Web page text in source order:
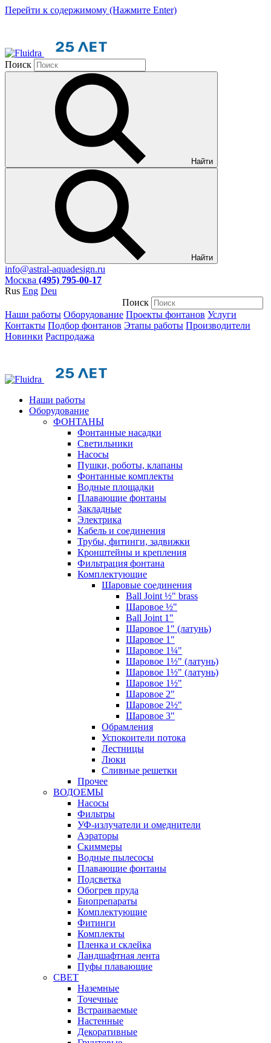
Перейти к содержимому (Нажмите Enter)
Поиск
Найти
Найти
info@astral-aquadesign.ru
Москва (495) 795-00-17
Rus Eng Deu
Поиск
Наши работы Оборудование Проекты фонтанов Услуги
Контакты Подбор фонтанов Этапы работы Производители
Новинки Распродажа
Наши работы
Оборудование
ФОНТАНЫ
Фонтанные насадки
Cветильники
Насосы
Пушки, роботы, клапаны
Фонтанные комплекты
Водные площадки
Плавающие фонтаны
Закладные
Электрика
Кабель и соединения
Трубы, фитинги, задвижки
Кронштейны и крепления
Фильтрация фонтана
Комплектующие
Шаровые соединения
Ball Joint ½" brass
Шаровое ½"
Ball Joint 1"
Шаровое 1" (латунь)
Шаровое 1"
Шаровое 1¼"
Шаровое 1½" (латунь)
Шаровое 1½" (латунь)
Шаровое 1½"
Шаровое 2"
Шаровое 2½"
Шаровое 3"
Обрамления
Успокоители потока
Лестницы
Люки
Сливные решетки
Прочее
ВОДОЕМЫ
Насосы
Фильтры
УФ-излучатели и омеднители
Аэраторы
Cкиммеры
Водные пылесосы
Плавающие фонтаны
Подсветка
Обогрев пруда
Биопрепараты
Комплектующие
Фитинги
Комплекты
Пленка и склейка
Ландшафтная лента
Пуфы плавающие
СВЕТ
Наземные
Точечные
Встраиваемые
Настенные
Декоративные